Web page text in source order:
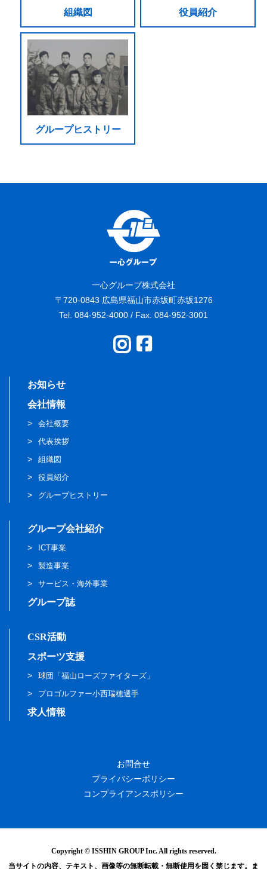
組織図 役員紹介
グループヒストリー
一心グループ株式会社
〒720-0843 広島県福山市赤坂町赤坂1276
Tel. 084-952-4000 / Fax. 084-952-3001
お知らせ
会社情報
会社概要
代表挨拶
組織図
役員紹介
グループヒストリー
グループ会社紹介
ICT事業
製造事業
サービス・海外事業
グループ誌
CSR活動
スポーツ支援
球団「福山ローズファイターズ」
プロゴルファー小西瑞穂選手
求人情報
お問合せ
プライバシーポリシー
コンプライアンスポリシー
Copyright © ISSHIN GROUP Inc. All rights reserved.
当サイトの内容、テキスト、画像等の無断転載・無断使用を固く禁じます。ま